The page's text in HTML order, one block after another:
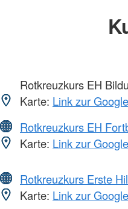
Rotkreuzkurs EH
Karte: Link zur
Rotkreuzkurs EH
Karte: Link zur
Rotkreuzkurs Erste
Karte: Link zur